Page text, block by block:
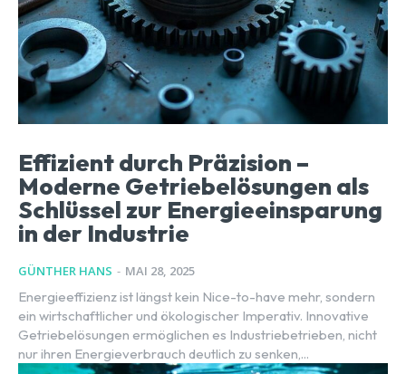
Effizient durch Präzision –
Moderne Getriebelösungen als
Schlüssel zur Energieeinsparung
in der Industrie
GÜNTHER HANS - MAI 28, 2025
Energieeffizienz ist längst kein Nice-to-have mehr, sondern
ein wirtschaftlicher und ökologischer Imperativ. Innovative
Getriebelösungen ermöglichen es Industriebetrieben, nicht
nur ihren Energieverbrauch deutlich zu senken,...